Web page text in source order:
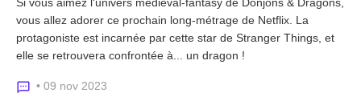
vous allez adorer ce prochain long-métrage de Netflix. La
protagoniste est incarnée par cette star de Stranger Things, et
elle se retrouvera confrontée à... un dragon !
• 09 nov 2023